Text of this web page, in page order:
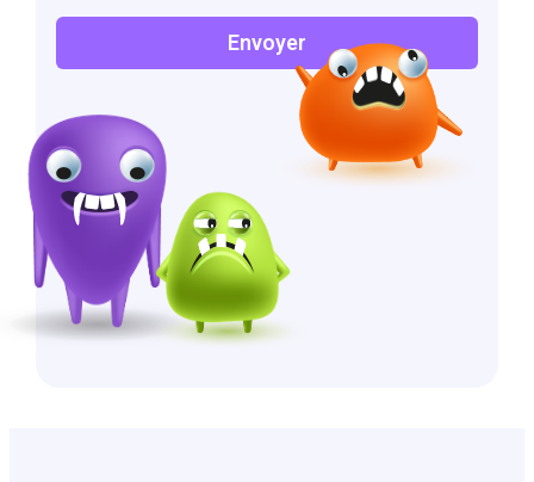
Envoyer